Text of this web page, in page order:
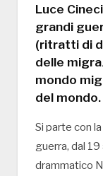
Luce
grandi
(ritratti di
delle
mondo
del mondo.
Si parte con
guerra, dal
drammatico